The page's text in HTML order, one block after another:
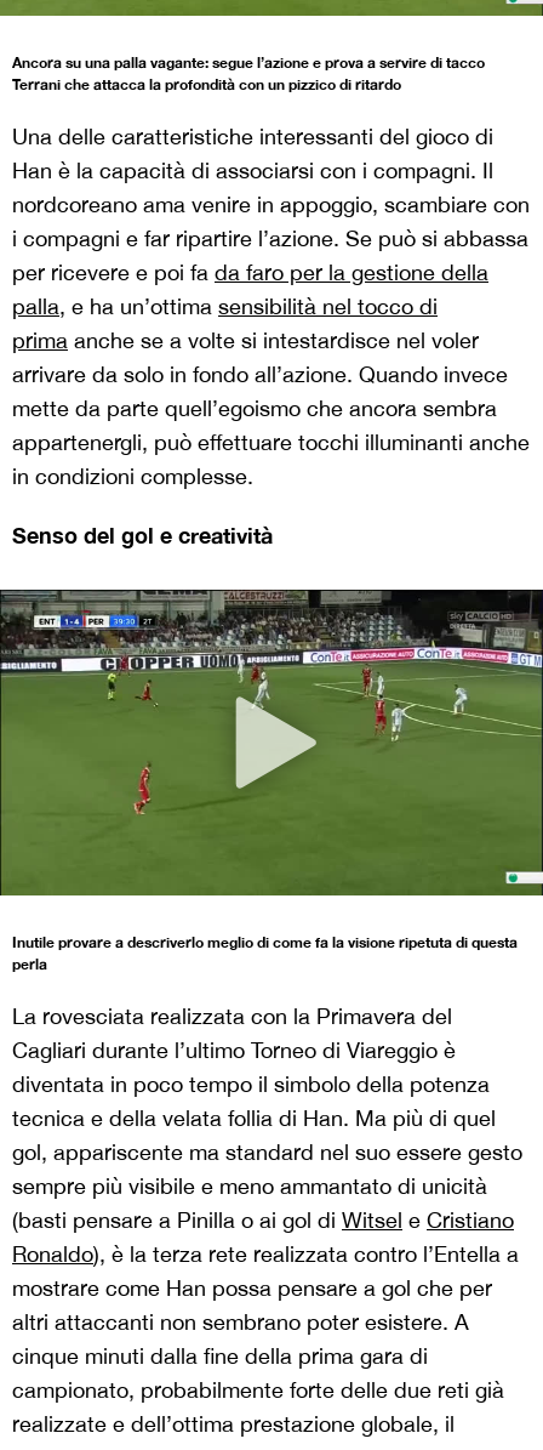
Ancora su una palla vagante: segue l’azione e prova a servire di tacco
Terrani che attacca la profondità con un pizzico di ritardo
Una delle caratteristiche interessanti del gioco di
Han è la capacità di associarsi con i compagni. Il
nordcoreano ama venire in appoggio, scambiare con
i compagni e far ripartire l’azione. Se può si abbassa
per ricevere e poi fa da faro per la gestione della
palla, e ha un’ottima sensibilità nel tocco di
prima anche se a volte si intestardisce nel voler
arrivare da solo in fondo all’azione. Quando invece
mette da parte quell’egoismo che ancora sembra
appartenergli, può effettuare tocchi illuminanti anche
in condizioni complesse.
Senso del gol e creatività
Inutile provare a descriverlo meglio di come fa la visione ripetuta di questa
perla
La rovesciata realizzata con la Primavera del
Cagliari durante l’ultimo Torneo di Viareggio è
diventata in poco tempo il simbolo della potenza
tecnica e della velata follia di Han. Ma più di quel
gol, appariscente ma standard nel suo essere gesto
sempre più visibile e meno ammantato di unicità
(basti pensare a Pinilla o ai gol di Witsel e Cristiano
Ronaldo), è la terza rete realizzata contro l’Entella a
mostrare come Han possa pensare a gol che per
altri attaccanti non sembrano poter esistere. A
cinque minuti dalla fine della prima gara di
campionato, probabilmente forte delle due reti già
realizzate e dell’ottima prestazione globale, il